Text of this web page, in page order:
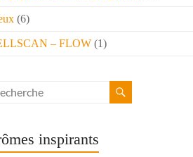
(6)
– FLOW(1)
inspirants